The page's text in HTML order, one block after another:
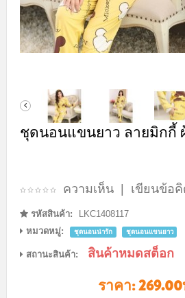
ชุดนอนแขนยาว ลายมิกกี้
ความเห็น | เขียนข้อ
รหัสสินค้า:
LKC1408117
หมวดหมู่:
ชุดนอนน่ารัก ชุดนอนแขนยาว
สถานะสินค้า: สินค้าหมดสต็อก
ราคา: